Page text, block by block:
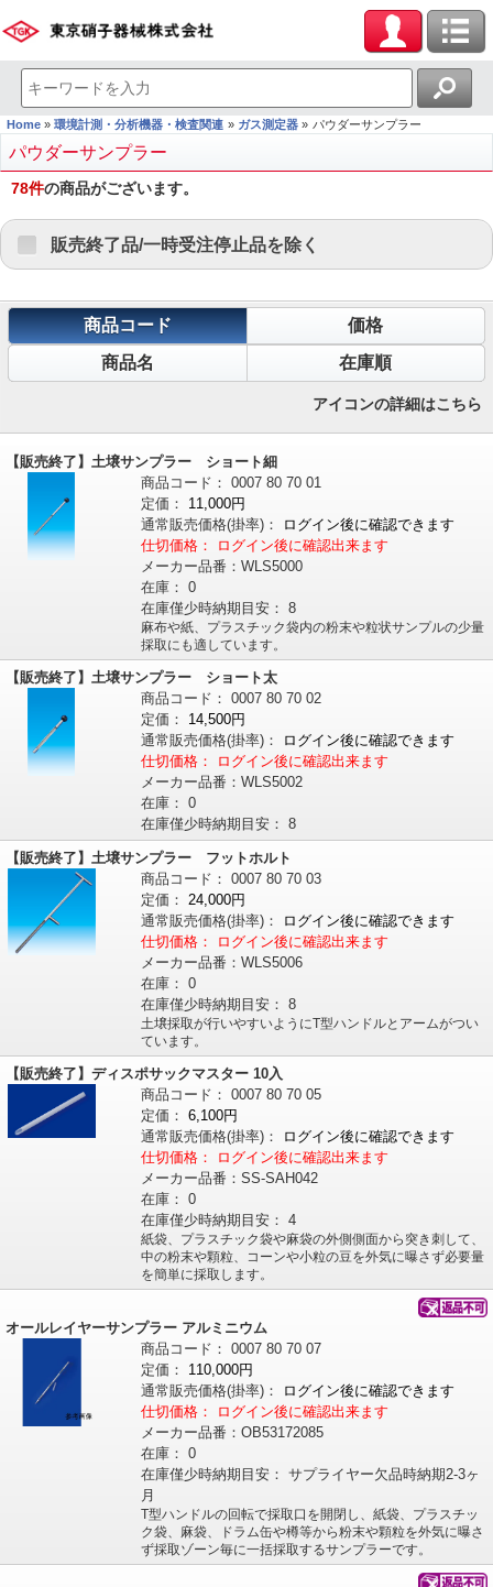
Home 環境計測・分析機器・検査関連 ガス測定器 パウダーサンプラー
パウダーサンプラー
78件の商品がございます。
販売終了品/一時受注停止品を除く
商品コード
価格
商品名
在庫順
アイコンの詳細はこちら
【販売終了】土壌サンプラー ショート細
商品コード： 0007 80 70 01
定価：
11,000円
通常販売価格(掛率)：
ログイン後に確認できます
仕切価格：
ログイン後に確認出来ます
メーカー品番： WLS5000
在庫： 0
在庫僅少時納期目安： 8
麻布や紙、プラスチック袋内の粉末や粒状サンプルの少量
採取にも適しています。
【販売終了】土壌サンプラー ショート太
商品コード： 0007 80 70 02
定価：
14,500円
通常販売価格(掛率)：
ログイン後に確認できます
仕切価格：
ログイン後に確認出来ます
メーカー品番： WLS5002
在庫： 0
在庫僅少時納期目安： 8
【販売終了】土壌サンプラー フットホルト
商品コード： 0007 80 70 03
定価： 24,000円
通常販売価格(掛率)：
ログイン後に確認できます
仕切価格：
ログイン後に確認出来ます
メーカー品番： WLS5006
在庫： 0
在庫僅少時納期目安： 8
土壌採取が行いやすいようにT型ハンドルとアームがつい
ています。
【販売終了】ディスポサックマスター 10入
商品コード： 0007 80 70 05
定価： 6,100円
通常販売価格(掛率)：
ログイン後に確認できます
仕切価格：
ログイン後に確認出来ます
メーカー品番： SS-SAH042
在庫： 0
在庫僅少時納期目安： 4
紙袋、プラスチック袋や麻袋の外側側面から突き刺して、
中の粉末や顆粒、コーンや小粒の豆を外気に曝さず必要量
を簡単に採取します。
オールレイヤーサンプラー アルミニウム
商品コード： 0007 80 70 07
定価：
110,000円
通常販売価格(掛率)：
ログイン後に確認できます
仕切価格：
ログイン後に確認出来ます
メーカー品番： OB53172085
在庫： 0
在庫僅少時納期目安： サプライヤー欠品時納期2-3ヶ
月
T型ハンドルの回転で採取口を開閉し、紙袋、プラスチッ
ク袋、麻袋、ドラム缶や樽等から粉末や顆粒を外気に曝さ
ず採取ゾーン毎に一括採取するサンプラーです。